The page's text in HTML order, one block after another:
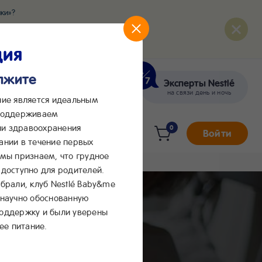
вашего малыша
Эксперты Nestlé
на связи день и ночь
0 Войти
является идеальным
здравоохранения
в течение первых
признаем, что грудное
для родителей.
клуб Nestlé Baby&me
обоснованную
и были уверены
питание.